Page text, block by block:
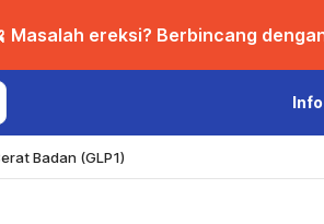
Masalah ereksi? Berbincang
Badan (GLP1)